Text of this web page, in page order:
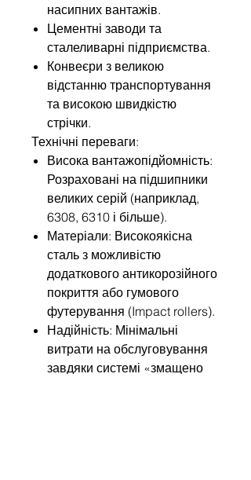
насипних вантажів.
Цементні заводи та
сталеливарні підприємства.
Конвеєри з великою
відстанню транспортування
та високою швидкістю
стрічки.
Технічні переваги:
Висока вантажопідйомність:
Розраховані на підшипники
великих серій (наприклад,
6308, 6310 і більше).
Матеріали: Високоякісна
сталь з можливістю
додаткового антикорозійного
покриття або гумового
футерування (Impact rollers).
Надійність: Мінімальні
витрати на обслуговування
завдяки системі «змащено